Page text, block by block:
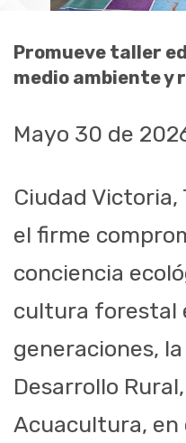
Promueve taller
medio ambiente
Mayo 30 de
Ciudad Victoria,
el firme
conciencia
cultura forestal
generaciones,
Desarrollo
Acuacultura, en